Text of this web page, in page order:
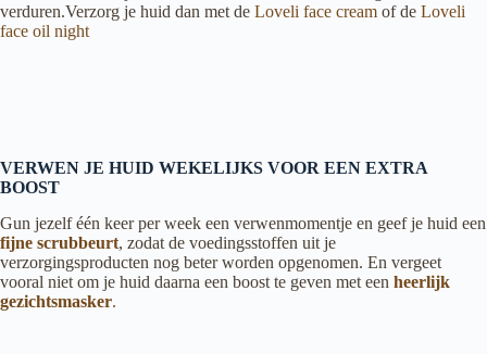
verduren.Verzorg je huid dan met de Loveli face cream of de Loveli
face oil night
VERWEN JE HUID WEKELIJKS VOOR EEN EXTRA
BOOST
Gun jezelf één keer per week een verwenmomentje en geef je huid een
fijne scrubbeurt, zodat de voedingsstoffen uit je
verzorgingsproducten nog beter worden opgenomen. En vergeet
vooral niet om je huid daarna een boost te geven met een heerlijk
gezichtsmasker.